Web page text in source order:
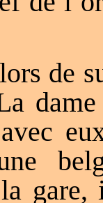
de
gare,